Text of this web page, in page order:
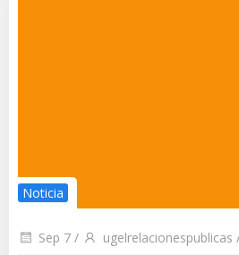
Noticia
Sep 7 / ugelrelacionespublicas